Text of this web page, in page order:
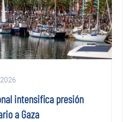
intensifica presión
a Gaza